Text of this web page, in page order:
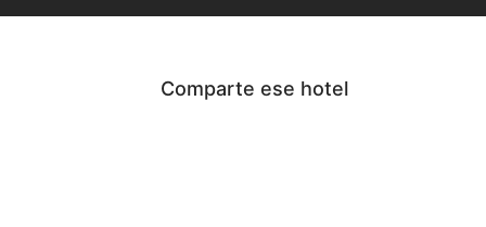
Comparte ese hotel